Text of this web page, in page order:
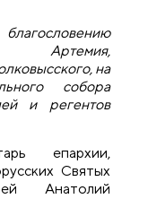
Артемия,
на
собора
и регентов
епархии,
Святых
Анатолий